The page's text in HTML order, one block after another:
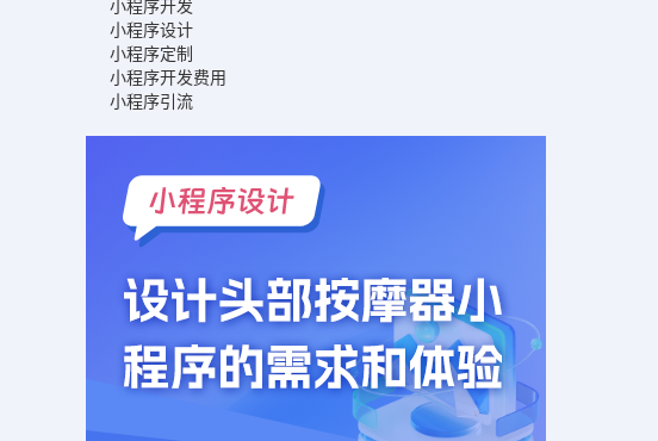
小程序开发
小程序设计
小程序定制
小程序开发费用
小程序引流